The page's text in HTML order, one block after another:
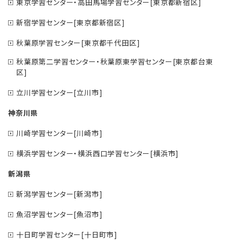
新宿学習センター[東京都新宿区]
秋葉原学習センター[東京都千代田区]
秋葉原第二学習センター・秋葉原東学習センター[東京都台東
区]
立川学習センター[立川市]
神奈川県
川崎学習センター[川崎市]
横浜学習センター・横浜西口学習センター[横浜市]
新潟県
新潟学習センター[新潟市]
魚沼学習センター[魚沼市]
十日町学習センター[十日町市]